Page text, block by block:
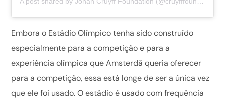
Embora o Estádio Olímpico tenha sido construído
especialmente para a competição e para a
experiência olímpica que Amsterdã queria oferecer
para a competição, essa está longe de ser a única vez
que ele foi usado. O estádio é usado com frequência